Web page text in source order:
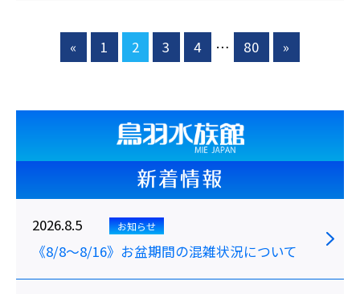
« 1 2 3 4 … 80 »
新着情報
2026.8.5 お知らせ
《8/8～8/16》お盆期間の混雑状況について